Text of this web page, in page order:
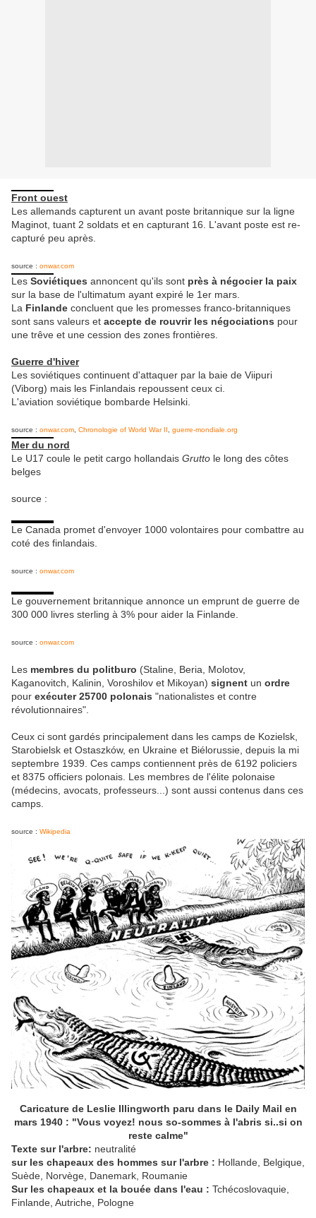
Front ouest
Les allemands capturent un avant poste britannique sur la ligne
Maginot, tuant 2 soldats et en capturant 16. L'avant poste est re-
capturé peu après.
source : onwar.com
Les Soviétiques annoncent qu'ils sont près à négocier la paix
sur la base de l'ultimatum ayant expiré le 1er mars.
La Finlande concluent que les promesses franco-britanniques
sont sans valeurs et accepte de rouvrir les négociations pour
une trêve et une cession des zones frontières.
Guerre d'hiver
Les soviétiques continuent d'attaquer par la baie de Viipuri
(Viborg) mais les Finlandais repoussent ceux ci.
L'aviation soviétique bombarde Helsinki.
source : onwar.com Chronologie of World War II guerre-mondiale.org
Mer du nord
Le U17 coule le petit cargo hollandais Grutto le long des côtes
belges
source :
Le Canada promet d'envoyer 1000 volontaires pour combattre au
coté des finlandais.
source : onwar.com
Le gouvernement britannique annonce un emprunt de guerre de
300 000 livres sterling à 3% pour aider la Finlande.
source : onwar.com
Les membres du politburo (Staline, Beria, Molotov,
Kaganovitch, Kalinin, Voroshilov et Mikoyan) signent un ordre
pour exécuter 25700 polonais "nationalistes et contre
révolutionnaires".
Ceux ci sont gardés principalement dans les camps de Kozielsk,
Starobielsk et Ostaszków, en Ukraine et Biélorussie, depuis la mi
septembre 1939. Ces camps contiennent près de 6192 policiers
et 8375 officiers polonais. Les membres de l'élite polonaise
(médecins, avocats, professeurs...) sont aussi contenus dans ces
camps.
source : Wikipedia
Caricature de Leslie Illingworth paru dans le Daily Mail en
mars 1940 : "Vous voyez! nous so-sommes à l'abris si..si on
reste calme"
Texte sur l'arbre: neutralité
sur les chapeaux des hommes sur l'arbre : Hollande, Belgique,
Suède, Norvège, Danemark, Roumanie
Sur les chapeaux et la bouée dans l'eau : Tchécoslovaquie,
Finlande, Autriche, Pologne